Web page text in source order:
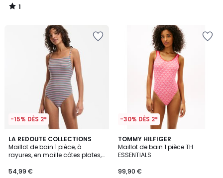
1
/
-15% DÈS 2*
LA REDOUTE COLLECTIONS
Maillot de bain 1 pièce, à
rayures, en maille côtes plates,
54,99 €
4,2
/ 5
-30% DÈS 2*
TOMMY HILFIGER
Maillot de bain 1 pièce TH
ESSENTIALS
99,90 €